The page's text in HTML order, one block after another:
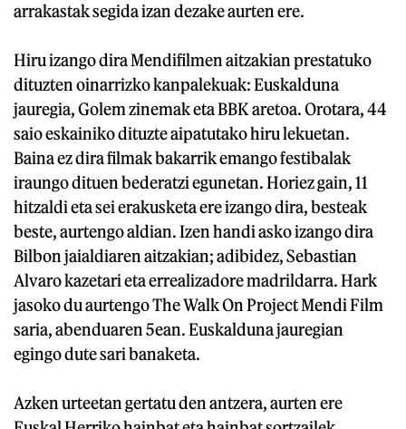
arrakastak segida izan dezake aurten ere.
Hiru izango dira Mendifilmen aitzakian prestatuko
dituzten oinarrizko kanpalekuak: Euskalduna
jauregia, Golem zinemak eta BBK aretoa. Orotara, 44
saio eskainiko dituzte aipatutako hiru lekuetan.
Baina ez dira filmak bakarrik emango festibalak
iraungo dituen bederatzi egunetan. Horiez gain, 11
hitzaldi eta sei erakusketa ere izango dira, besteak
beste, aurtengo aldian. Izen handi asko izango dira
Bilbon jaialdiaren aitzakian; adibidez, Sebastian
Alvaro kazetari eta errealizadore madrildarra. Hark
jasoko du aurtengo The Walk On Project Mendi Film
saria, abenduaren 5ean. Euskalduna jauregian
egingo dute sari banaketa.
Azken urteetan gertatu den antzera, aurten ere